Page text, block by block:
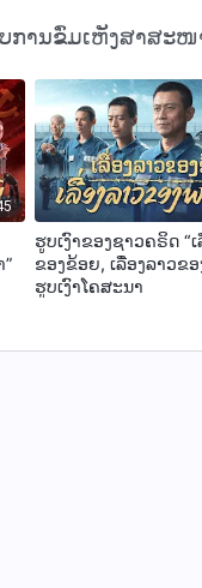
ການຂົ່ມເຫັງສາສະໜ
ຮູບເງົາຂອງຊາວຄຣິດ “
ຂອງຂ້ອຍ, ເລື່ອງລາວຂອ
ຮູບເງົາໂຄສະນາ